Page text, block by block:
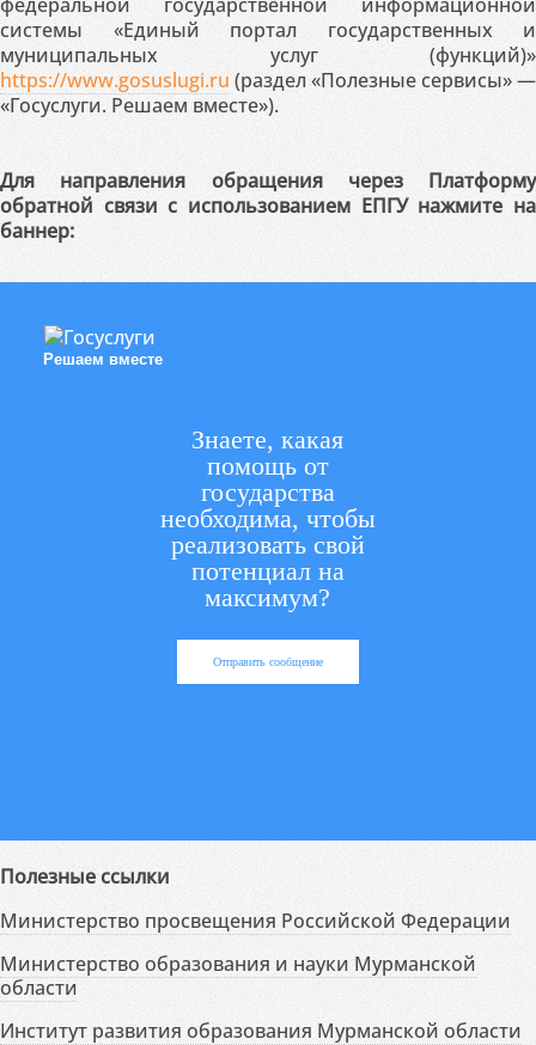
системы «Единый портал государственных и
муниципальных услуг (функций)»
https://www.gosuslugi.ru (раздел «Полезные сервисы» —
«Госуслуги. Решаем вместе»).
Для направления обращения через Платформу
обратной связи с использованием ЕПГУ нажмите на
баннер:
Решаем вместе
Знаете, какая
помощь от
государства
необходима, чтобы
реализовать свой
потенциал на
максимум?
Отправить сообщение
Полезные ссылки
Министерство просвещения Российской Федерации
Министерство образования и науки Мурманской
области
Институт развития образования Мурманской области